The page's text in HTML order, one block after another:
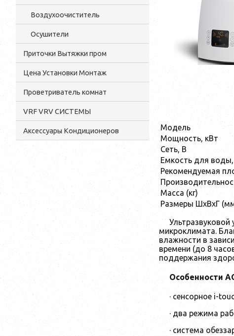
Воздухоочиститель
Осушители
Приточки Вытяжки пром
Цена Установки Монтаж
Проветриватель комнат
VRF VRV СИСТЕМЫ
Аксессуары Кондиционеров Модель
Мощность, кВт
Сеть, В
Емкость для
Рекомендуемая
Масса (кг)
Размеры ШхВхГ
микроклимата.
влажности в
времени (до 8
поддержания
Особенности
· сенсорное i-
· два режима
· система